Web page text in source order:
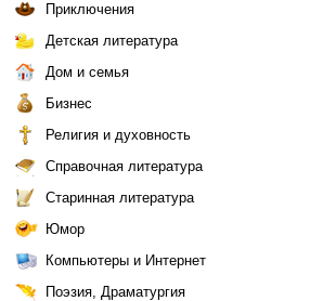
Приключения
Детская литература
Дом и семья
Бизнес
Религия и духовность
Справочная литература
Старинная литература
Юмор
Компьютеры и Интернет
Поэзия, Драматургия